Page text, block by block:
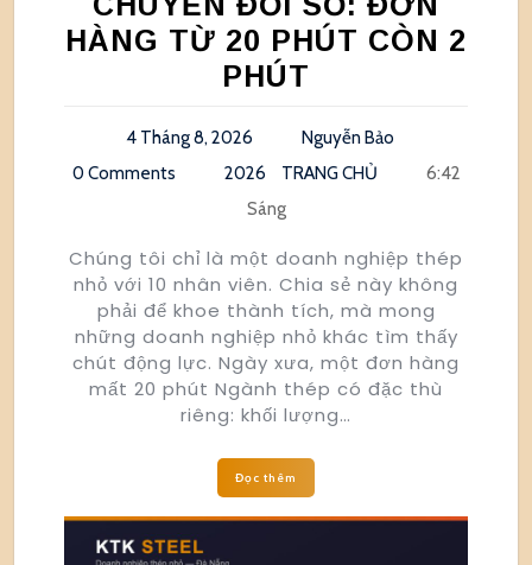
HÀNG TỪ 20 PHÚT CÒN 2
PHÚT
4 Tháng 8, 2026
Nguyễn Bảo
0 Comments
2026 TRANG CHỦ
6:42
Sáng
Chúng tôi chỉ là một doanh nghiệp thép
nhỏ với 10 nhân viên. Chia sẻ này không
phải để khoe thành tích, mà mong
những doanh nghiệp nhỏ khác tìm thấy
chút động lực. Ngày xưa, một đơn hàng
mất 20 phút Ngành thép có đặc thù
riêng: khối lượng…
Đọc thêm